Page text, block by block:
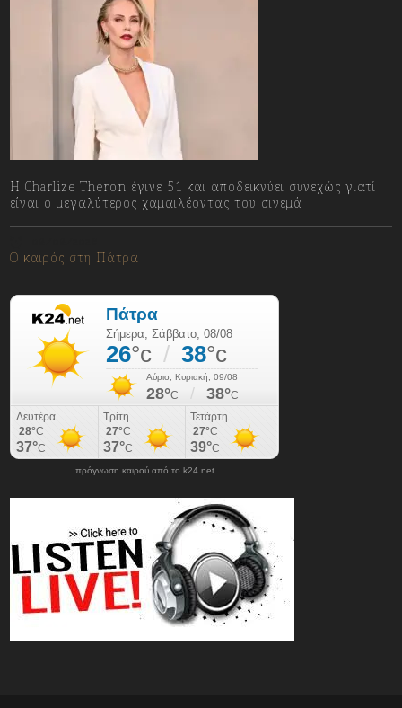
Η Charlize Theron έγινε 51 και αποδεικνύει συνεχώς γιατί
είναι ο μεγαλύτερος χαμαιλέοντας του σινεμά
Ο καιρός στη Πάτρα
πρόγνωση καιρού από το k24.net